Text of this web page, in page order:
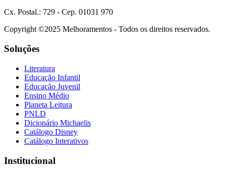
Cx. Postal.: 729 - Cep. 01031 970
Copyright ©2025 Melhoramentos - Todos os direitos reservados.
Soluções
Literatura
Educação Infantil
Educação Juvenil
Ensino Médio
Planeta Leitura
PNLD
Dicionário Michaelis
Catálogo Disney
Catálogo Interativos
Institucional